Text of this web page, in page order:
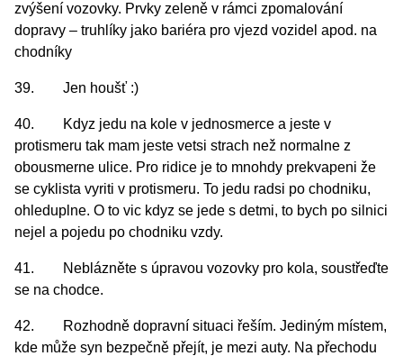
zvýšení vozovky. Prvky zeleně v rámci zpomalování
dopravy – truhlíky jako bariéra pro vjezd vozidel apod. na
chodníky
39. Jen houšť :)
40. Kdyz jedu na kole v jednosmerce a jeste v
protismeru tak mam jeste vetsi strach než normalne z
obousmerne ulice. Pro ridice je to mnohdy prekvapeni že
se cyklista vyriti v protismeru. To jedu radsi po chodniku,
ohleduplne. O to vic kdyz se jede s detmi, to bych po silnici
nejel a pojedu po chodniku vzdy.
41. Neblázněte s úpravou vozovky pro kola, soustřeďte
se na chodce.
42. Rozhodně dopravní situaci řeším. Jediným místem,
kde může syn bezpečně přejít, je mezi auty. Na přechodu